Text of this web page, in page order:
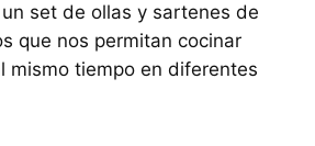
set de ollas y sartenes de
que nos permitan cocinar
mismo tiempo en diferentes